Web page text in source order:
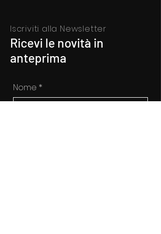
Iscriviti alla Newsletter
Ricevi le novità in
anteprima
Nome *